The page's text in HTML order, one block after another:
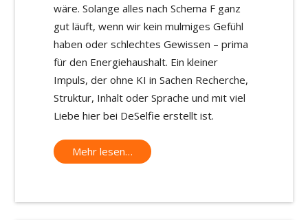
wäre. Solange alles nach Schema F ganz
gut läuft, wenn wir kein mulmiges Gefühl
haben oder schlechtes Gewissen – prima
für den Energiehaushalt. Ein kleiner
Impuls, der ohne KI in Sachen Recherche,
Struktur, Inhalt oder Sprache und mit viel
Liebe hier bei DeSelfie erstellt ist.
Mehr lesen…